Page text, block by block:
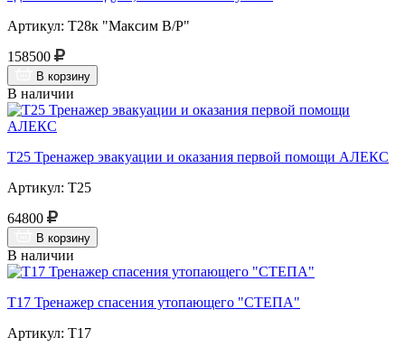
Артикул: Т28к "Максим В/Р"
158500
В корзину
В наличии
Т25 Тренажер эвакуации и оказания первой помощи АЛЕКС
Артикул: Т25
64800
В корзину
В наличии
Т17 Тренажер спасения утопающего "СТЕПА"
Артикул: Т17